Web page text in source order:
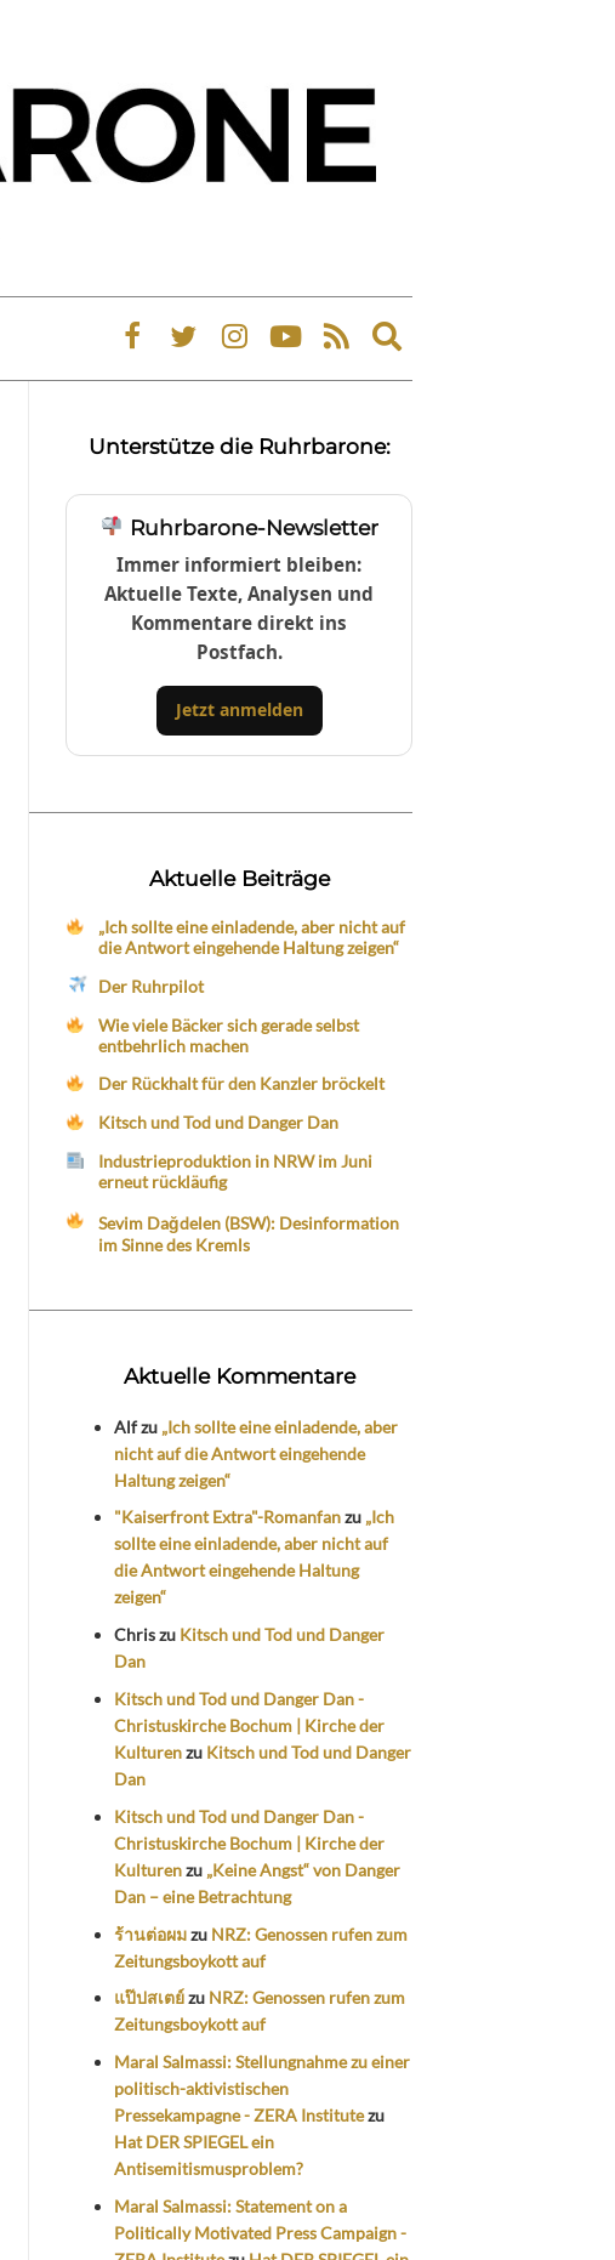
Expand
search
Unterstütze die Ruhrbarone:
Ruhrbarone-Newsletter
Immer informiert bleiben:
Aktuelle Texte, Analysen und
Kommentare direkt ins
Postfach.
Jetzt anmelden
Aktuelle Beiträge
„Ich sollte eine einladende, aber nicht auf
die Antwort eingehende Haltung zeigen“
Der Ruhrpilot
Wie viele Bäcker sich gerade selbst
entbehrlich machen
Der Rückhalt für den Kanzler bröckelt
Kitsch und Tod und Danger Dan
Industrieproduktion in NRW im Juni
erneut rückläufig
Sevim Dağdelen (BSW): Desinformation
im Sinne des Kremls
Aktuelle Kommentare
Alfzu „Ich sollte eine einladende, aber
nicht auf die Antwort eingehende
Haltung zeigen“
"Kaiserfront Extra"-Romanfanzu „Ich
sollte eine einladende, aber nicht auf
die Antwort eingehende Haltung
zeigen“
Chriszu Kitsch und Tod und Danger
Dan
Kitsch und Tod und Danger Dan -
Christuskirche Bochum | Kirche der
Kulturenzu Kitsch und Tod und Danger
Dan
Kitsch und Tod und Danger Dan -
Christuskirche Bochum | Kirche der
Kulturenzu „Keine Angst“ von Danger
Dan – eine Betrachtung
ร้านต่อผมzu NRZ: Genossen rufen zum
Zeitungsboykott auf
แป๊ปสเตย์zu NRZ: Genossen rufen zum
Zeitungsboykott auf
Maral Salmassi: Stellungnahme zu einer
politisch-aktivistischen
Pressekampagne - ZERA Institutezu
Hat DER SPIEGEL ein
Antisemitismusproblem?
Maral Salmassi: Statement on a
Politically Motivated Press Campaign -